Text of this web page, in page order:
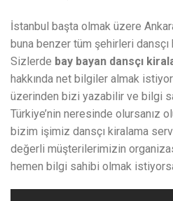
İstanbul başta olmak üzere
buna benzer tüm şehirleri
Sizlerde bay bayan dansçı
hakkında net bilgiler almak
üzerinden bizi yazabilir ve bilgi
Türkiye’nin neresinde olursanız
bizim işimiz dansçı kiralama
değerli müşterilerimizin
hemen bilgi sahibi olmak